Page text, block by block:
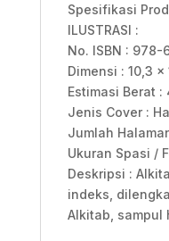
Spesifikasi
ILUSTRASI :
No. ISBN :
Dimensi : 10,3 x
Estimasi Berat
Jenis Cover :
Jumlah
Ukuran Spasi /
Deskripsi :
indeks,
Alkitab, sampul